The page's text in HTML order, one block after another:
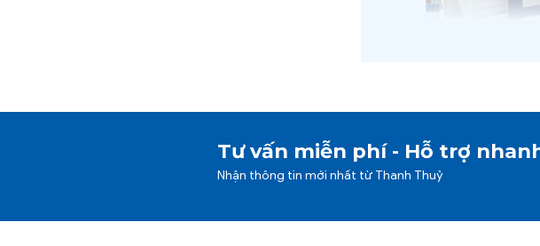
phẩm Chăn Ga Gối
Từ khâu sản xuất
được các tiêu chí về
Tư vấn miễn phí - Hỗ trợ
Nhận thông tin mới nhất từ Thanh Thuỷ